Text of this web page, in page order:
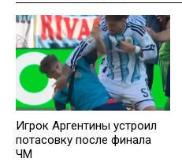
Игрок Аргентины устроил
потасовку после финала
ЧМ